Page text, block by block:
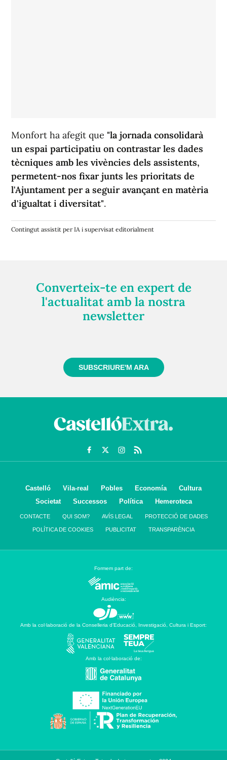
Monfort ha afegit que "la jornada consolidarà
un espai participatiu on contrastar les dades
tècniques amb les vivències dels assistents,
permetent-nos fixar junts les prioritats de
l'Ajuntament per a seguir avançant en matèria
d'igualtat i diversitat".
Contingut assistit per IA i supervisat editorialment
Converteix-te en expert de
l'actualitat amb la nostra
newsletter
SUBSCRIURE'M ARA
Castelló Vila-real Pobles Economía
Cultura
Societat
Successos Política Hemeroteca
CONTACTE QUI SOM? AVÍS LEGAL PROTECCIÓ DE DADES
POLÍTICA DE COOKIES PUBLICITAT TRANSPARÈNCIA
Formem part de:
Audiència:
Amb la col·laboració de la Conselleria d’Educació, Investigació, Cultura i Esport:
Amb la col·laboració de: